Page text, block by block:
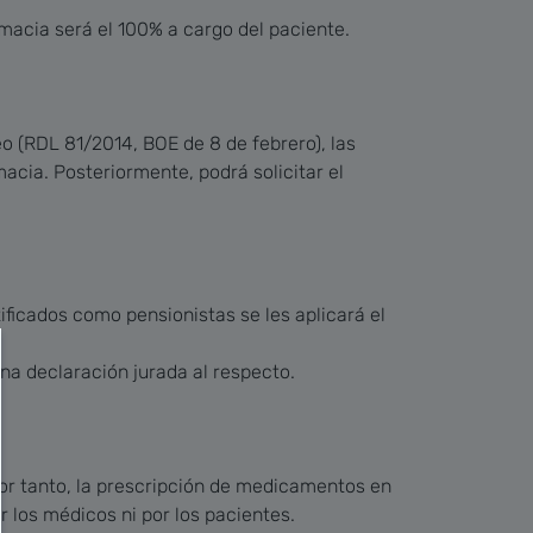
será el 100% a cargo del paciente.
81/2014, BOE de 8 de febrero), las
Posteriormente, podrá solicitar el
como pensionistas se les aplicará el
declaración jurada al respecto.
tanto, la prescripción de medicamentos en
los médicos ni por los pacientes.